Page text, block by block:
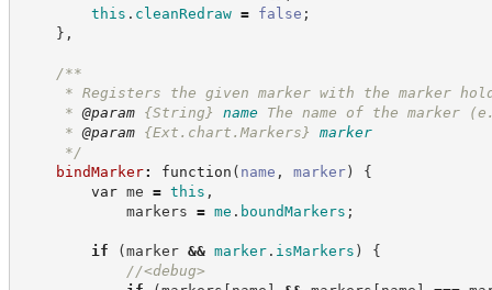
this . cleanRedraw = false ;
} ,
/**
* Registers the given marker with the marker
* @param {String} name
The name of the
* @param {Ext.chart.Markers}
marker
*/
bindMarker: function ( name , marker)
{
var me = this ,
markers = me . boundMarkers ;
if (marker && marker. isMarkers )
{
//<debug>